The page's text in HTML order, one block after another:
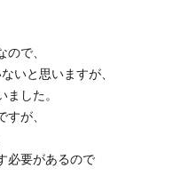
で、
いと思いますが、
した。
が、
必要があるので